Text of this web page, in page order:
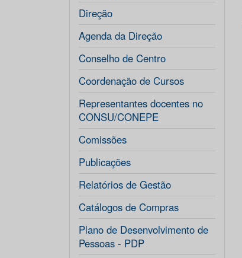
Direção
Agenda da Direção
Conselho de Centro
Coordenação de Cursos
Representantes docentes no
CONSU/CONEPE
Comissões
Publicações
Relatórios de Gestão
Catálogos de Compras
Plano de Desenvolvimento de
Pessoas - PDP